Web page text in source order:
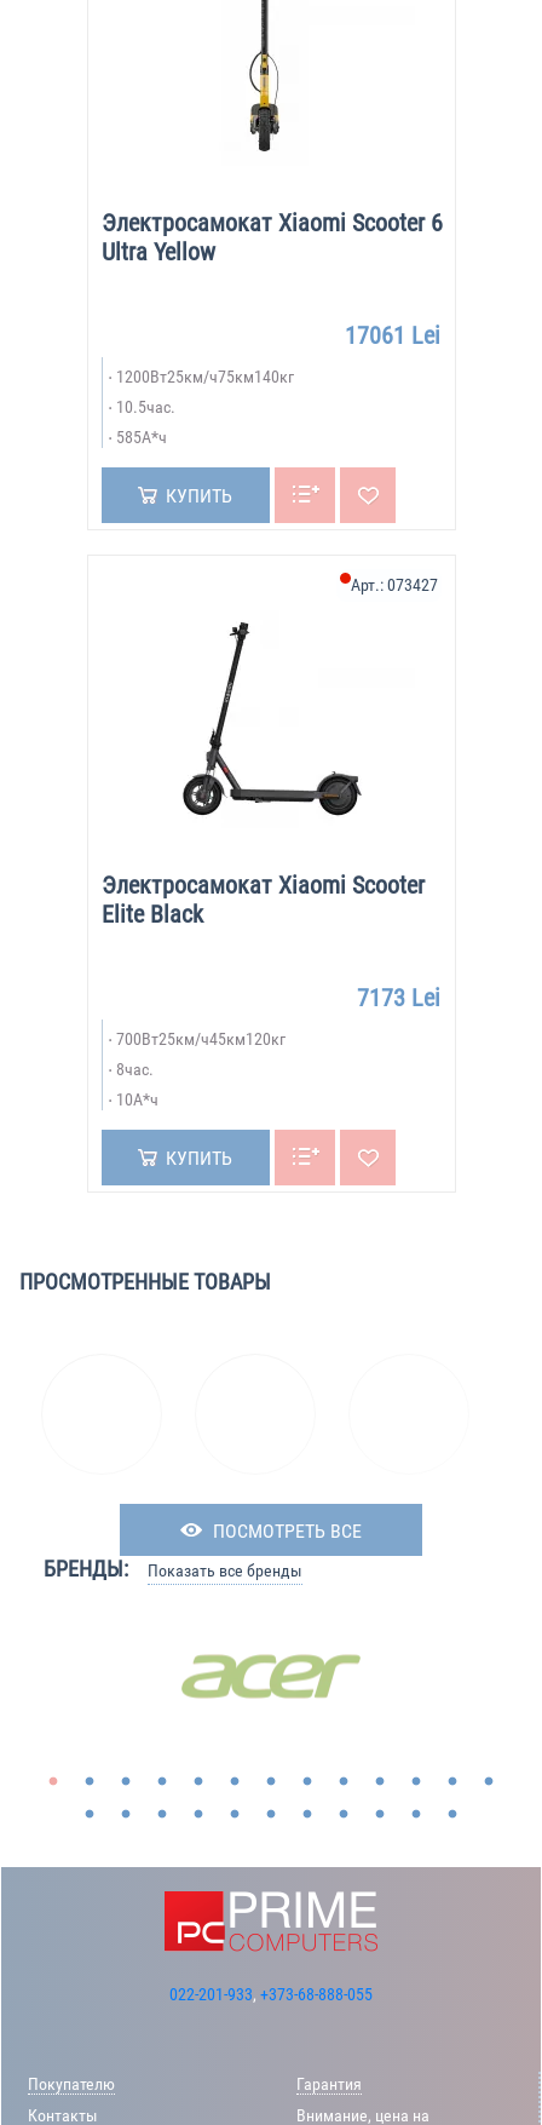
Электросамокат Xiaomi Scooter 6
Ultra Yellow
17061 Lei
1200Вт25км/ч75км140кг
10.5час.
585А*ч
КУПИТЬ
Электросамокат Xiaomi Scooter
Elite Black
Арт.:073427
7173 Lei
700Вт25км/ч45км120кг
8час.
10А*ч
КУПИТЬ
ПРОСМОТРЕННЫЕ ТОВАРЫ
ПОСМОТРЕТЬ ВСЕ
БРЕНДЫ: Показать все бренды
022-201-933, +373-68-888-055
Покупателю
Контакты
Гарантия
Внимание, цена на